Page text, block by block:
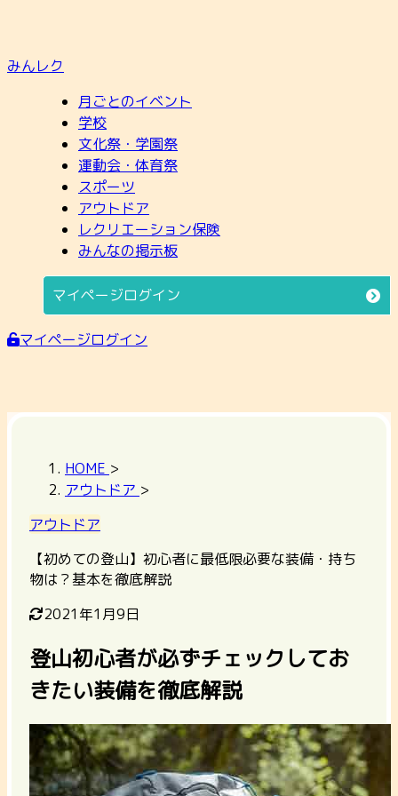
みんレク
月ごとのイベント
学校
文化祭・学園祭
運動会・体育祭
スポーツ
アウトドア
レクリエーション保険
みんなの掲示板
マイページログイン
マイページログイン
HOME >
アウトドア >
アウトドア
【初めての登山】初心者に最低限必要な装備・持ち
物は？基本を徹底解説
2021年1月9日
登山初心者が必ずチェックしてお
きたい装備を徹底解説